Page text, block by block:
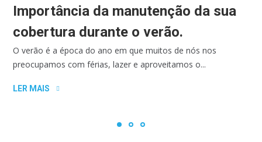
Importância da manutenção da sua
cobertura durante o verão.
O verão é a época do ano em que muitos de nós nos
preocupamos com férias, lazer e aproveitamos o...
LER MAIS